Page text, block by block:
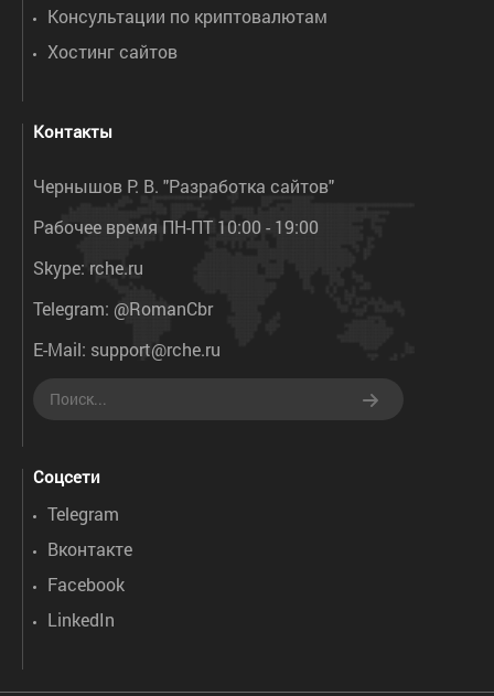
Консультации по криптовалютам
Хостинг сайтов
Контакты
Чернышов Р. В. "Разработка сайтов"
Рабочее время ПН-ПТ 10:00 - 19:00
Skype: rche.ru
Telegram: @RomanCbr
E-Mail: support@rche.ru
Соцсети
Telegram
Вконтакте
Facebook
LinkedIn